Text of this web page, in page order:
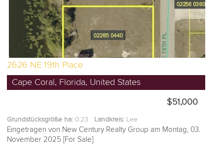
2626 NE 19th Place
Cape Coral, Florida, United States
$51,000
Grundstücksgröße ha: 0.23 Landkreis: Lee
Eingetragen von New Century Realty Group am Montag, 03.
November 2025 [For Sale]